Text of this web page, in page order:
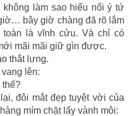
không làm sao hiểu nổi ý tứ
bây giờ chàng đã rõ lắm
là vĩnh cửu. Và chỉ có
mãi mãi giữ gìn được.
thắt lưng.
lên:
đôi mắt đẹp tuyệt vời của
mím chặt lấy vành môi: